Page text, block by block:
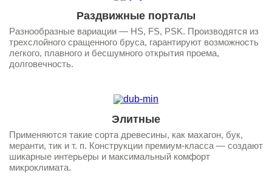
Раздвижные порталы
Разнообразные вариации — HS, FS, PSK. Производятся из
трехслойного сращенного бруса, гарантируют возможность
легкого, плавного и бесшумного открытия проема,
долговечность.
Элитные
Применяются такие сорта древесины, как махагон, бук,
меранти, тик и т. п. Конструкции премиум-класса — создают
шикарные интерьеры и максимальный комфорт
микроклимата.